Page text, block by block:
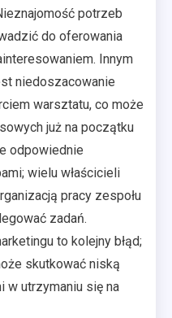
potrzeb
do oferowania
Innym
niedoszacowanie
warsztatu, co może
już na początku
odpowiednie
wielu właścicieli
pracy zespołu
zadań.
to kolejny błąd;
skutkować niską
w utrzymaniu się na